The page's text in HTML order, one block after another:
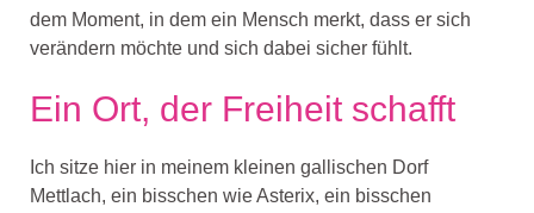
dem Moment, in dem ein Mensch merkt, dass er sich
verändern möchte und sich dabei sicher fühlt.
Ein Ort, der Freiheit schafft
Ich sitze hier in meinem kleinen gallischen Dorf
Mettlach, ein bisschen wie Asterix, ein bisschen